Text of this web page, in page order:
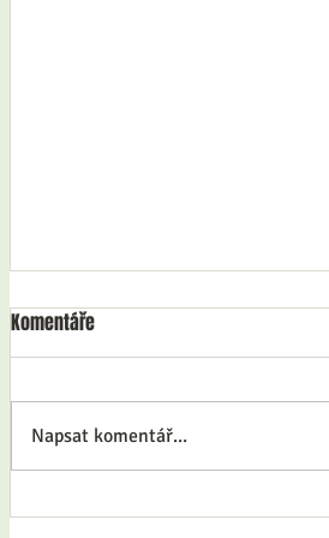
Klimatická změna a udržitelnost
Komentáře
Napsat komentář...